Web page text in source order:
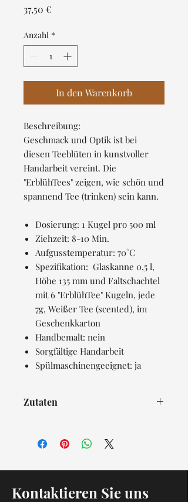
37,50 €Preis
Anzahl *
In den Warenkorb
Beschreibung:
Geschmack und Optik ist bei
diesen Teeblüten in kunstvoller
Handarbeit vereint. Die
"ErblühTees" zeigen, wie schön und
spannend Tee (trinken) sein kann.
Dosierung: 1 Kugel pro 500 ml
Ziehzeit: 8-10 Min.
Aufgusstemperatur: 70°C
Spezifikation: Glaskanne 0,5 l,
Höhe 135 mm und Faltschachtel
mit 6 "ErblühTee" Kugeln, jede
7g, Weißer Tee (scented), im
Geschenkkarton
Handbemalt: nein
Sorgfältige Handarbeit
Spülmaschinengeeignet: ja
Zutaten
Jasmin, Rose, Pfingstrose
Kontaktieren Sie uns